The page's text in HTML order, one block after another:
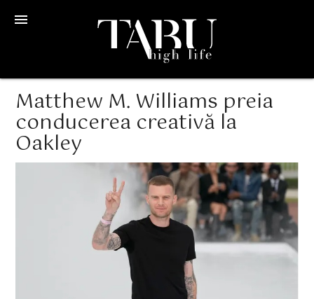
menu
Matthew M. Williams preia
conducerea creativă la
Oakley